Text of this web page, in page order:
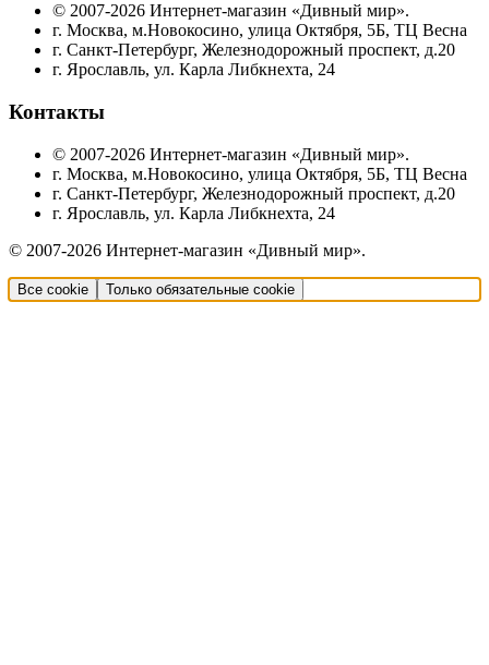
© 2007-2026 Интернет-магазин «Дивный мир».
г. Москва, м.Новокосино, улица Октября, 5Б, ТЦ Весна
г. Санкт-Петербург, Железнодорожный проспект, д.20
г. Ярославль, ул. Карла Либкнехта, 24
Контакты
© 2007-2026 Интернет-магазин «Дивный мир».
г. Москва, м.Новокосино, улица Октября, 5Б, ТЦ Весна
г. Санкт-Петербург, Железнодорожный проспект, д.20
г. Ярославль, ул. Карла Либкнехта, 24
© 2007-2026 Интернет-магазин «Дивный мир».
Все cookie Только обязательные cookie